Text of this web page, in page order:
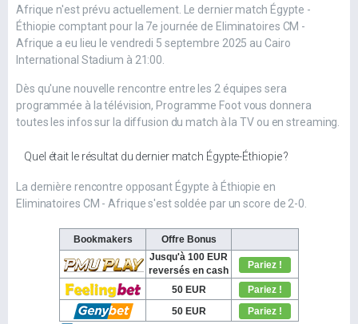
Afrique n'est prévu actuellement. Le dernier match Égypte -
Éthiopie comptant pour la 7e journée de Eliminatoires CM -
Afrique a eu lieu le vendredi 5 septembre 2025 au Cairo
International Stadium à 21:00.
Dès qu'une nouvelle rencontre entre les 2 équipes sera
programmée à la télévision, Programme Foot vous donnera
toutes les infos sur la diffusion du match à la TV ou en streaming.
Quel était le résultat du dernier match Égypte-Éthiopie ?
La dernière rencontre opposant Égypte à Éthiopie en
Eliminatoires CM - Afrique s'est soldée par un score de 2-0.